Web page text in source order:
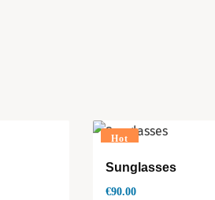
Hot
Sunglasses
€90.00